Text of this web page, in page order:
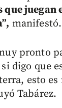
juegan
manifestó.
pronto
digo que
esto
Tabárez.